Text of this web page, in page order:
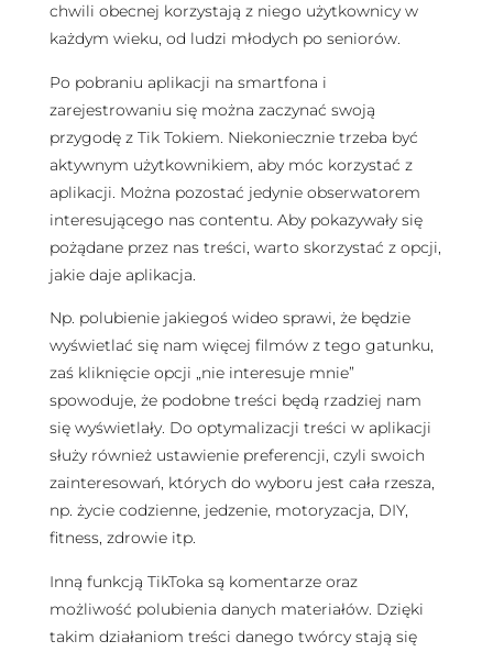
chwili obecnej korzystają z niego użytkownicy w
każdym wieku, od ludzi młodych po seniorów.
Po pobraniu aplikacji na smartfona i
zarejestrowaniu się można zaczynać swoją
przygodę z Tik Tokiem. Niekoniecznie trzeba być
aktywnym użytkownikiem, aby móc korzystać z
aplikacji. Można pozostać jedynie obserwatorem
interesującego nas contentu. Aby pokazywały się
pożądane przez nas treści, warto skorzystać z opcji,
jakie daje aplikacja.
Np. polubienie jakiegoś wideo sprawi, że będzie
wyświetlać się nam więcej filmów z tego gatunku,
zaś kliknięcie opcji „nie interesuje mnie”
spowoduje, że podobne treści będą rzadziej nam
się wyświetlały. Do optymalizacji treści w aplikacji
służy również ustawienie preferencji, czyli swoich
zainteresowań, których do wyboru jest cała rzesza,
np. życie codzienne, jedzenie, motoryzacja, DIY,
fitness, zdrowie itp.
Inną funkcją TikToka są komentarze oraz
możliwość polubienia danych materiałów. Dzięki
takim działaniom treści danego twórcy stają się